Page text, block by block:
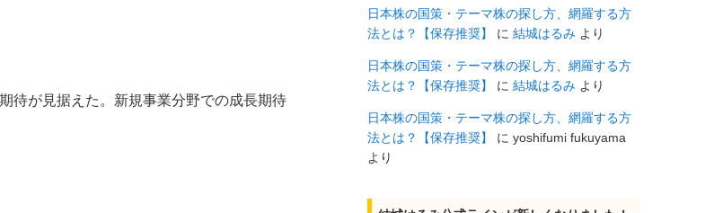
待が見据えた。新規事業分野での成長期待
日本株の国策・テーマ株の探し方、網羅する方
法とは？【保存推奨】
に 結城はるみ より
日本株の国策・テーマ株の探し方、網羅する方
法とは？【保存推奨】
に 結城はるみ より
日本株の国策・テーマ株の探し方、網羅する方
法とは？【保存推奨】
に yoshifumi fukuyama
より